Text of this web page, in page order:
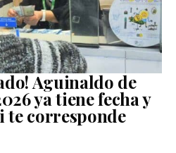
Aguinaldo de
ya tiene fecha y
te corresponde